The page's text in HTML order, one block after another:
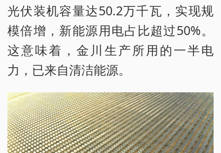
光伏装机容量达50.2万千瓦，实现规
模倍增，新能源用电占比超过50%。
这意味着，金川生产所用的一半电
力，已来自清洁能源。